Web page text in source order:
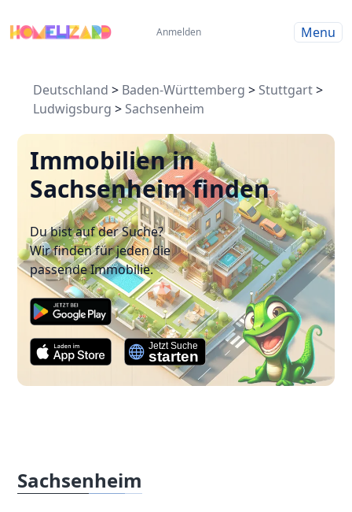
Anmelden Menu
Deutschland > Baden-Württemberg > Stuttgart>
Ludwigsburg > Sachsenheim
Immobilien in
Sachsenheim finden
Du bist auf der Suche?
Wir finden für jeden die
passende Immobilie.
Sachsenheim